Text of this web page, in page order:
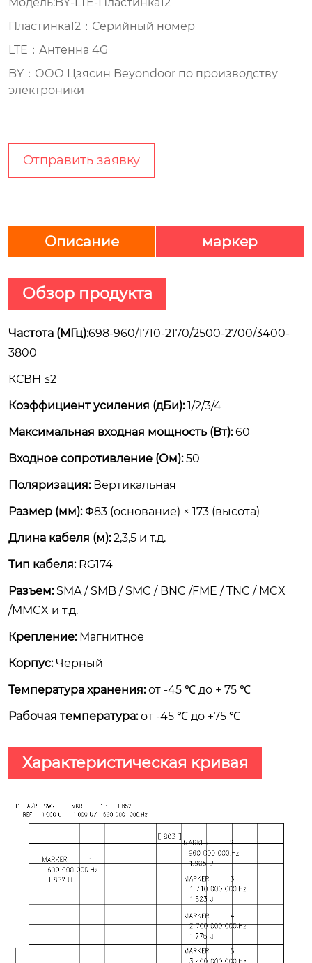
Пластинка12：Серийный номер
LTE：Антенна 4G
BY：ООО Цзясин Beyondoor по производству
электроники
Отправить заявку
Описание маркер
Обзор продукта
Частота (МГц):698-960/1710-2170/2500-2700/3400-
3800
КСВН ≤2
Коэффициент усиления (дБи):1/2/3/4
Максимальная входная мощность (Вт):60
Входное сопротивление (Ом):50
Поляризация:Вертикальная
Размер (мм):Φ83 (основание) × 173 (высота)
Длина кабеля (м):2,3,5 и т.д.
Тип кабеля:RG174
Разъем:SMA / SMB / SMC / BNC /FME / TNC / MCX
/MMCX и т.д.
Крепление:Магнитное
Корпус:Черный
Температура хранения:от -45 ℃ до + 75 ℃
Рабочая температура:от -45 ℃ до +75 ℃
Характеристическая кривая